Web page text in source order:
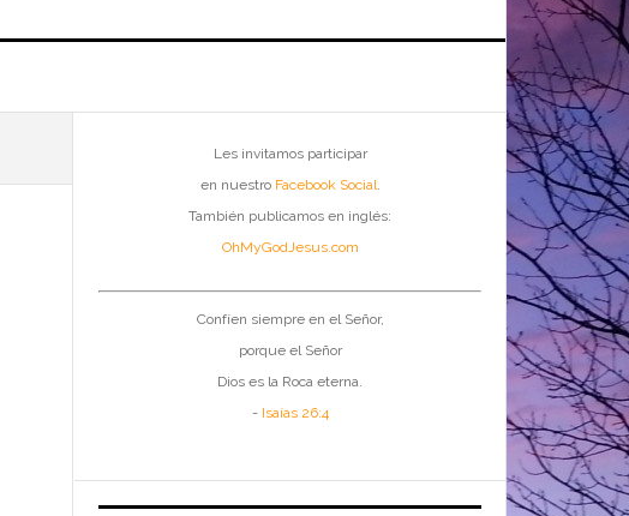
Les invitamos participar
en nuestro Facebook Social.
También publicamos en inglés:
OhMyGodJesus.com
Confíen siempre en el Señor,
porque el Señor
Dios es la Roca eterna.
- Isaías 26:4